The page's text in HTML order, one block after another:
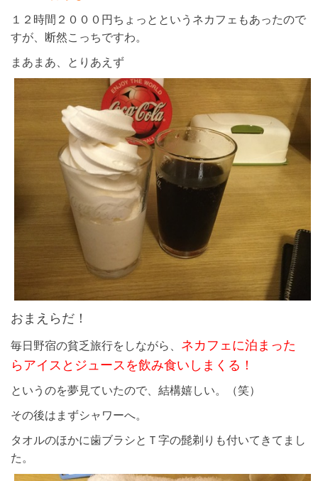
１２時間２０００円ちょっとというネカフェもあったので
すが、断然こっちですわ。
まあまあ、とりあえず
おまえらだ！
毎日野宿の貧乏旅行をしながら、 ネカフェに泊まった
らアイスとジュースを飲み食いしまくる！
というのを夢見ていたので、結構嬉しい。（笑）
その後はまずシャワーへ。
タオルのほかに歯ブラシとＴ字の髭剃りも付いてきてまし
た。